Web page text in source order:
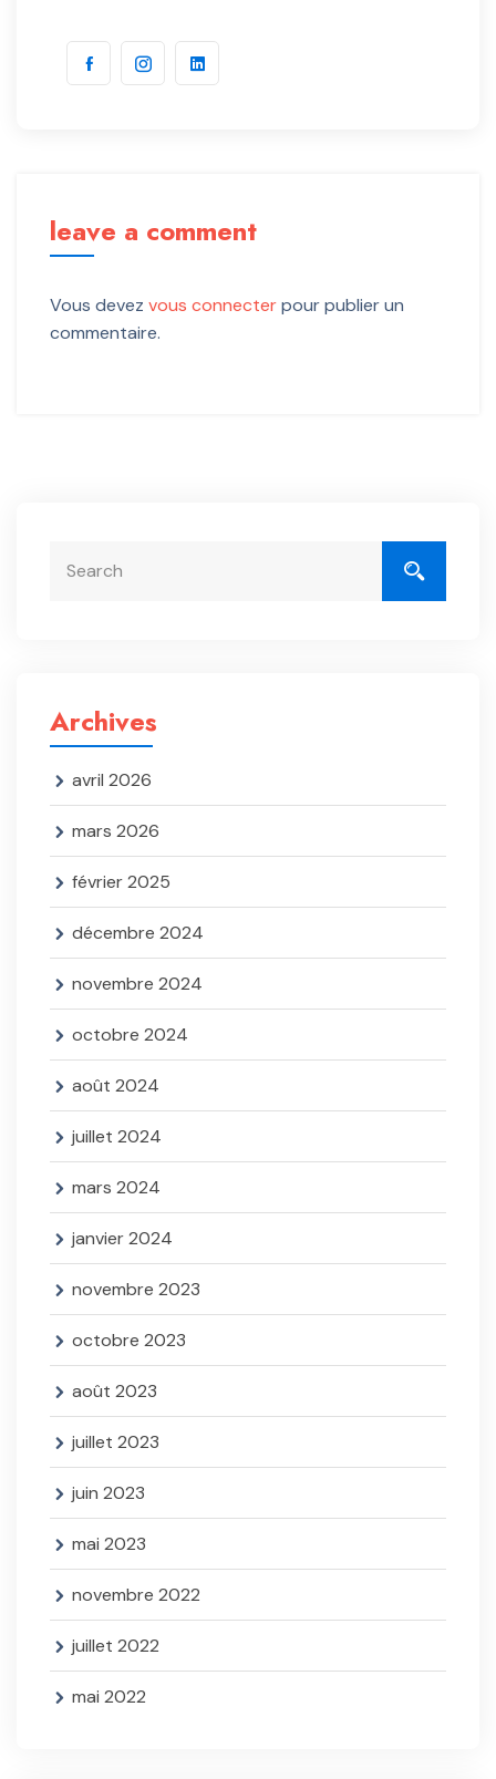
leave a comment
Vous devez vous connecterpour publier un
commentaire.
Archives
avril 2026
mars 2026
février 2025
décembre 2024
novembre 2024
octobre 2024
août 2024
juillet 2024
mars 2024
janvier 2024
novembre 2023
octobre 2023
août 2023
juillet 2023
juin 2023
mai 2023
novembre 2022
juillet 2022
mai 2022